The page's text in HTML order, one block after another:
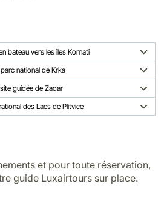
bateau vers les îles Kornati
national de Krka
guidée de Zadar
des Lacs de Plitvice
et pour toute réservation,
guide Luxairtours sur place.